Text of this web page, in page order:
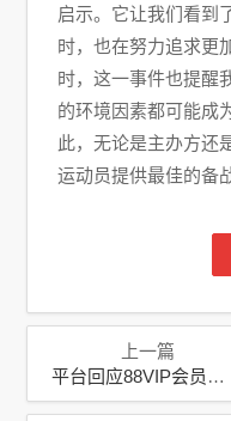
启示。它让我们看到
时，也在努力追求更
时，这一事件也提醒
的环境因素都可能成
此，无论是主办方还
运动员提供最佳的备
上一篇
平台回应88VIP会员购物更贵：揭开会员经济背后的争议